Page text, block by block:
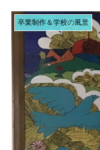
卒業制作＆学校の風景